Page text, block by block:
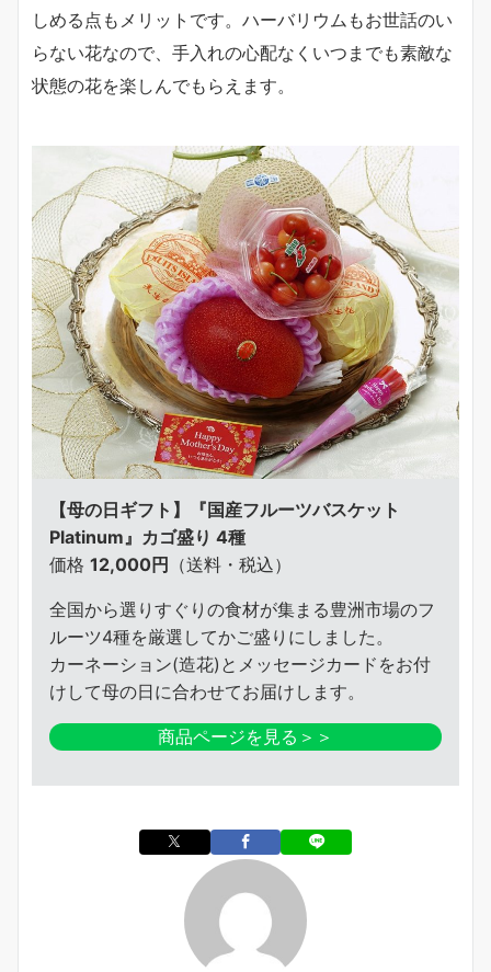
しめる点もメリットです。ハーバリウムもお世話のい
らない花なので、手入れの心配なくいつまでも素敵な
状態の花を楽しんでもらえます。
【母の日ギフト】『国産フルーツバスケット
Platinum』カゴ盛り 4種
価格 12,000円 （送料・税込）
全国から選りすぐりの食材が集まる豊洲市場のフ
ルーツ4種を厳選してかご盛りにしました。
カーネーション(造花)とメッセージカードをお付
けして母の日に合わせてお届けします。
商品ページを見る＞＞